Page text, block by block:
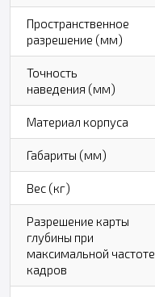
Пространственное
разрешение (мм)
Точность
наведения (мм)
Материал корпуса
Габариты (мм)
Вес (кг)
Разрешение карты
глубины при
максимальной частоте
кадров